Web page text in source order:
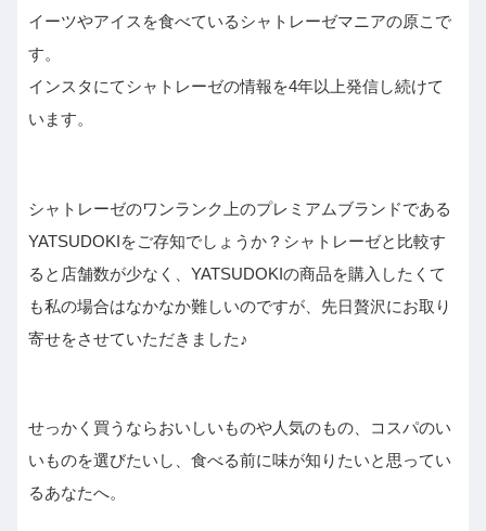
イーツやアイスを食べているシャトレーゼマニアの原こで
す。
インスタにてシャトレーゼの情報を4年以上発信し続けて
います。
シャトレーゼのワンランク上のプレミアムブランドである
YATSUDOKIをご存知でしょうか？シャトレーゼと比較す
ると店舗数が少なく、YATSUDOKIの商品を購入したくて
も私の場合はなかなか難しいのですが、先日贅沢にお取り
寄せをさせていただきました♪
せっかく買うならおいしいものや人気のもの、コスパのい
いものを選びたいし、食べる前に味が知りたいと思ってい
るあなたへ。